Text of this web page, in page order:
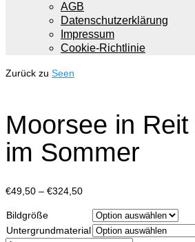
AGB
Datenschutzerklärung
Impressum
Cookie-Richtlinie
Zurück zu Seen
Moorsee in Reit
im Sommer
€49,50 – €324,50Preisspanne:
€324,50
Bildgröße
Untergrundmaterial